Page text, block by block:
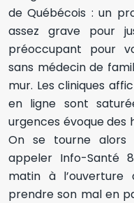
de Québécois : un
assez grave pour
préoccupant pour
sans médecin de
mur. Les cliniques
en ligne sont
urgences évoque des
On se tourne alors
appeler Info-Santé
matin à l’ouverture
prendre son mal en